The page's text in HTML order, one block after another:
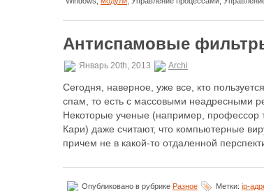
Антиспамовые
Январь 20th, 2013 Archi
Сегодня, наверное, уже все, кто
спам, то есть с массовыми неадресными
Некоторые ученые (например, профессор
Кари) даже считают, что компьютерные
причем не в какой-то отдаленной
Опубликовано в рубрике Разное Метки: ip-